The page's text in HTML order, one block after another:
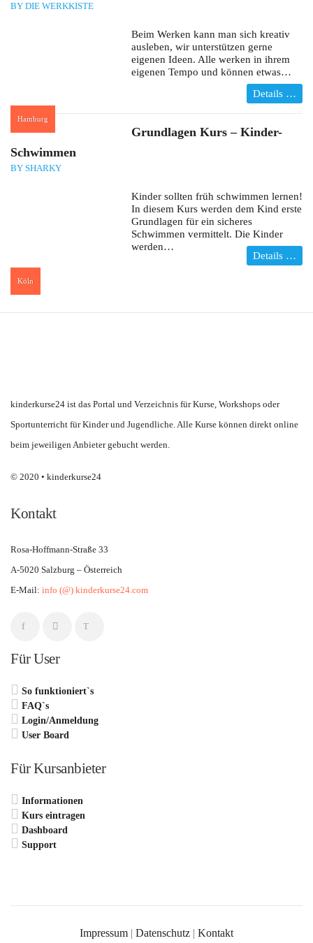
BY DIE WERKKISTE
Hamburg
Beim Werken kann man sich kreativ
ausleben, wir unterstützen gerne
eigenen Ideen. Alle werken in ihrem
eigenen Tempo und können etwas…
Details …
Grundlagen Kurs – Kinder-
Schwimmen
BY SHARKY
Köln
Kinder sollten früh schwimmen lernen!
In diesem Kurs werden dem Kind erste
Grundlagen für ein sicheres
Schwimmen vermittelt. Die Kinder
werden…
Details …
kinderkurse24 ist das Portal und Verzeichnis für Kurse, Workshops oder
Sportunterricht für Kinder und Jugendliche. Alle Kurse können direkt online
beim jeweiligen Anbieter gebucht werden.
© 2020 • kinderkurse24
Kontakt
Rosa-Hoffmann-Straße 33
A-5020 Salzburg – Österreich
E-Mail: info (@) kinderkurse24.com
Für User
So funktioniert`s
FAQ`s
Login/Anmeldung
User Board
Für Kursanbieter
Informationen
Kurs eintragen
Dashboard
Support
Impressum | Datenschutz | Kontakt